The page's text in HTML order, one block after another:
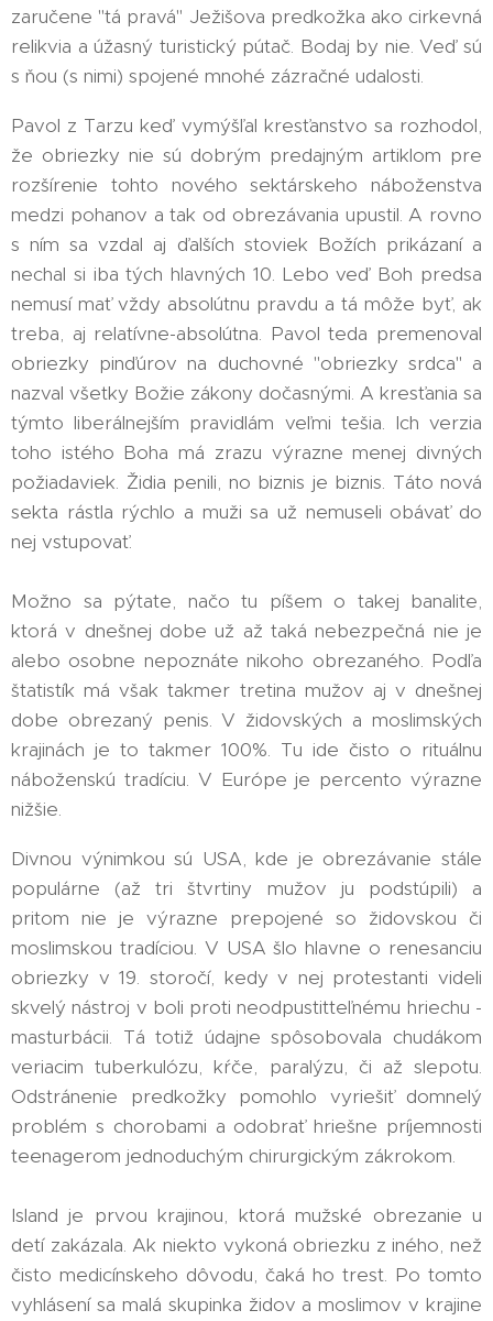
zaručene "tá pravá" Ježišova predkožka ako cirkevná
relikvia a úžasný turistický pútač. Bodaj by nie. Veď sú
s ňou (s nimi) spojené mnohé zázračné udalosti.
Pavol z Tarzu keď vymýšľal kresťanstvo sa rozhodol,
že obriezky nie sú dobrým predajným artiklom pre
rozšírenie tohto nového sektárskeho náboženstva
medzi pohanov a tak od obrezávania upustil. A rovno
s ním sa vzdal aj ďalších stoviek Božích prikázaní a
nechal si iba tých hlavných 10. Lebo veď Boh predsa
nemusí mať vždy absolútnu pravdu a tá môže byť, ak
treba, aj relatívne-absolútna. Pavol teda premenoval
obriezky pinďúrov na duchovné "obriezky srdca" a
nazval všetky Božie zákony dočasnými. A kresťania sa
týmto liberálnejším pravidlám veľmi tešia. Ich verzia
toho istého Boha má zrazu výrazne menej divných
požiadaviek. Židia penili, no biznis je biznis. Táto nová
sekta rástla rýchlo a muži sa už nemuseli obávať do
nej vstupovať.
Možno sa pýtate, načo tu píšem o takej banalite,
ktorá v dnešnej dobe už až taká nebezpečná nie je
alebo osobne nepoznáte nikoho obrezaného. Podľa
štatistík má však takmer tretina mužov aj v dnešnej
dobe obrezaný penis. V židovských a moslimských
krajinách je to takmer 100%. Tu ide čisto o rituálnu
náboženskú tradíciu. V Európe je percento výrazne
nižšie.
Divnou výnimkou sú USA, kde je obrezávanie stále
populárne (až tri štvrtiny mužov ju podstúpili) a
pritom nie je výrazne prepojené so židovskou či
moslimskou tradíciou. V USA šlo hlavne o renesanciu
obriezky v 19. storočí, kedy v nej protestanti videli
skvelý nástroj v boli proti neodpustitteľnému hriechu -
masturbácii. Tá totiž údajne spôsobovala chudákom
veriacim tuberkulózu, kŕče, paralýzu, či až slepotu.
Odstránenie predkožky pomohlo vyriešiť domnelý
problém s chorobami a odobrať hriešne príjemnosti
teenagerom jednoduchým chirurgickým zákrokom.
Island je prvou krajinou, ktorá mužské obrezanie u
detí zakázala. Ak niekto vykoná obriezku z iného, než
čisto medicínskeho dôvodu, čaká ho trest. Po tomto
vyhlásení sa malá skupinka židov a moslimov v krajine